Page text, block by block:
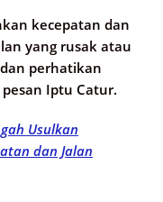
kecepatan dan
yang rusak atau
perhatikan
Iptu Catur.
Usulkan
dan Jalan